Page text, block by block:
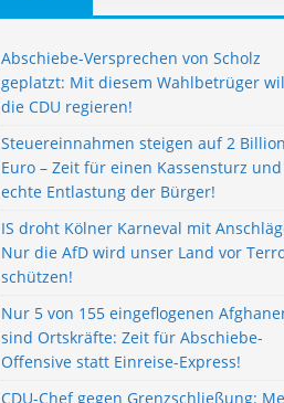
Abschiebe-Versprechen von Scholz
geplatzt: Mit diesem Wahlbetrüger
die CDU regieren!
Steuereinnahmen steigen auf 2
Euro – Zeit für einen Kassensturz und
echte Entlastung der Bürger!
IS droht Kölner Karneval mit
Nur die AfD wird unser Land vor
schützen!
Nur 5 von 155 eingeflogenen
sind Ortskräfte: Zeit für Abschiebe-
Offensive statt Einreise-Express!
CDU-Chef gegen Grenzschließung: